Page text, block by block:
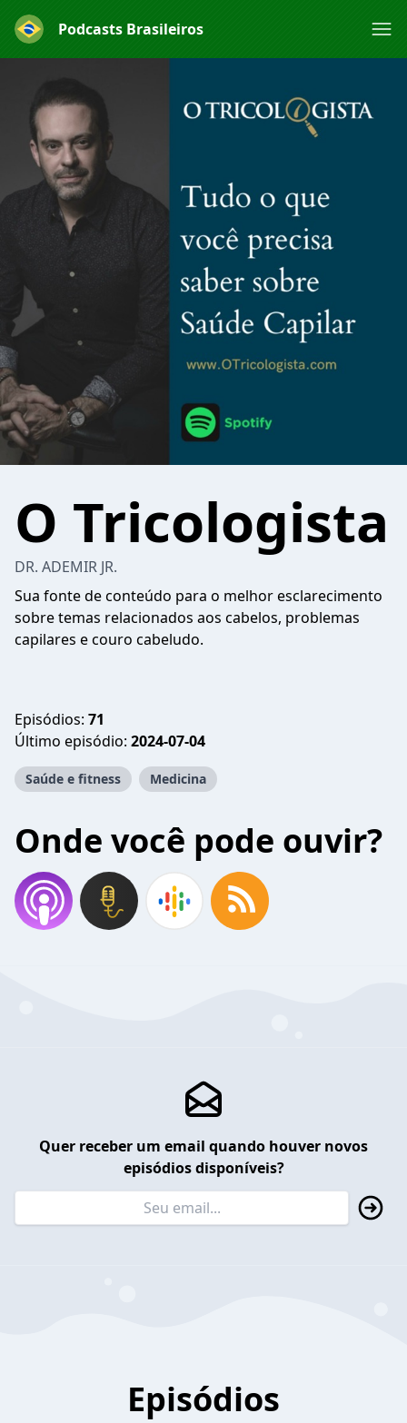
Podcasts Brasileiros
O Tricologista
DR. ADEMIR JR.
Sua fonte de conteúdo para o melhor esclarecimento
sobre temas relacionados aos cabelos, problemas
capilares e couro cabeludo.
Episódios: 71
Último episódio: 2024-07-04
Saúde e fitness Medicina
Onde você pode ouvir?
Quer receber um email quando houver novos
episódios disponíveis?
Episódios